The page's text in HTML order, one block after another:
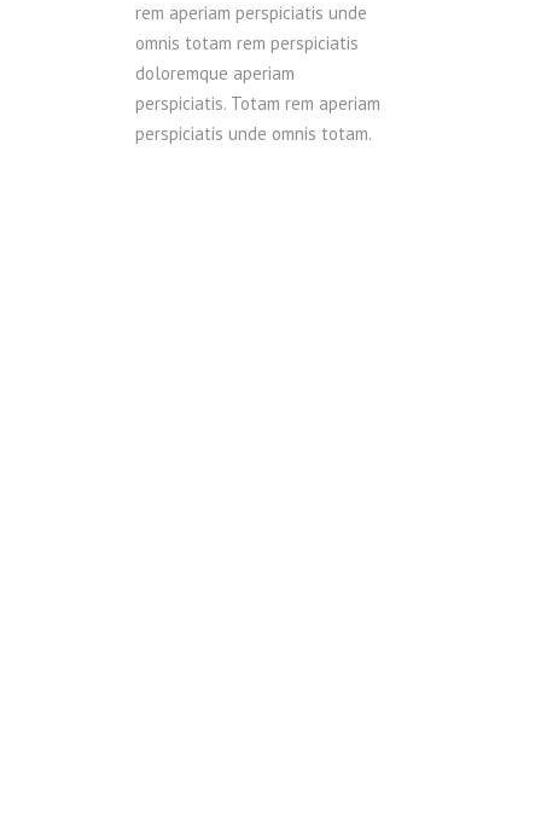
rem aperiam perspiciatis unde
omnis totam rem perspiciatis
doloremque aperiam
perspiciatis. Totam rem aperiam
perspiciatis unde omnis totam.